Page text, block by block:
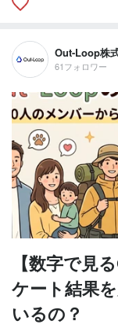
Out-Loop株
61フォロワー
【数字で見
ケート結果
いるの？